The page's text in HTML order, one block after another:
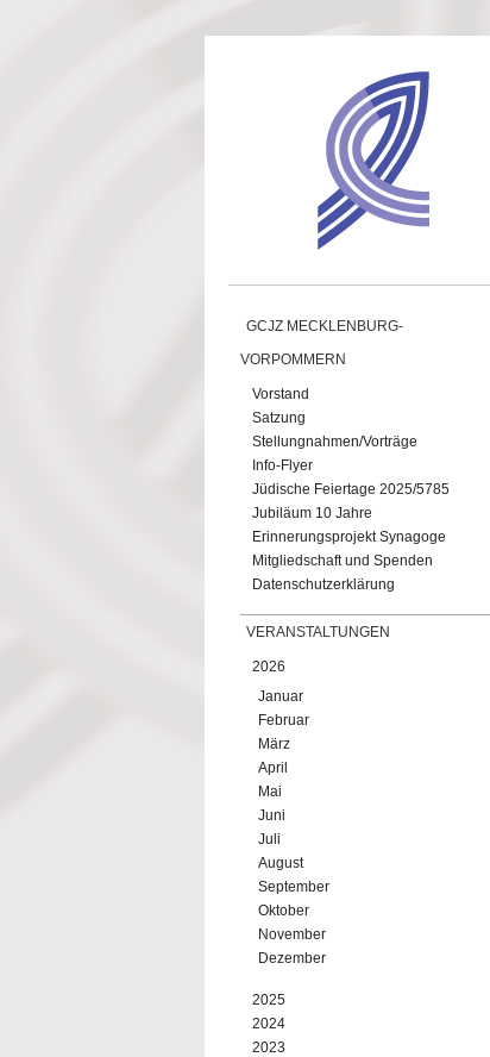
GCJZ MECKLENBURG-
VORPOMMERN
Vorstand
Satzung
Stellungnahmen/Vorträge
Info-Flyer
Jüdische Feiertage 2025/5785
Jubiläum 10 Jahre
Erinnerungsprojekt Synagoge
Mitgliedschaft und Spenden
Datenschutzerklärung
VERANSTALTUNGEN
2026
Januar
Februar
März
April
Mai
Juni
Juli
August
September
Oktober
November
Dezember
2025
2024
2023